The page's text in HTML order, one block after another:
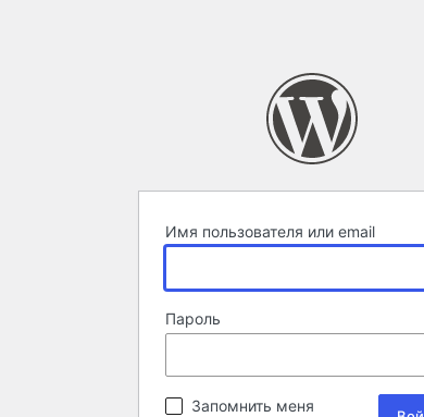
Имя пользователя или email
Пароль
Запомнить меня